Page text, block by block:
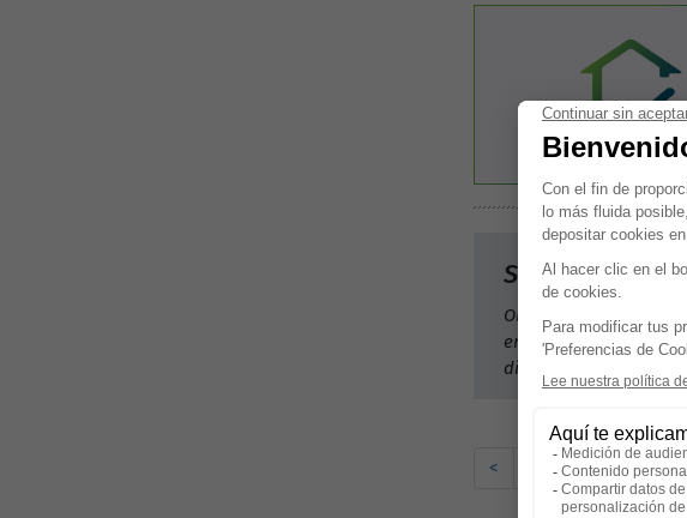
Simplifique su
Obtenga
en el municipio de
disponibles
< >